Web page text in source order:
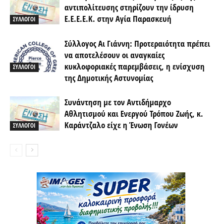
ΣΥΛΛΟΓΟΙ
αντιπολίτευσης στηρίζουν την ίδρυση
Ε.Ε.Ε.Ε.Κ. στην Αγία Παρασκευή
ΣΥΛΛΟΓΟΙ
Σύλλογος Αι Γιάννη: Προτεραιότητα πρέπει
να αποτελέσουν οι αναγκαίες
κυκλοφοριακές παρεμβάσεις, η ενίσχυση
της Δημοτικής Αστυνομίας
ΣΥΛΛΟΓΟΙ
Συνάντηση με τον Αντιδήμαρχο
Αθλητισμού και Ενεργού Τρόπου Ζωής, κ.
Καράντζαλο είχε η Ένωση Γονέων